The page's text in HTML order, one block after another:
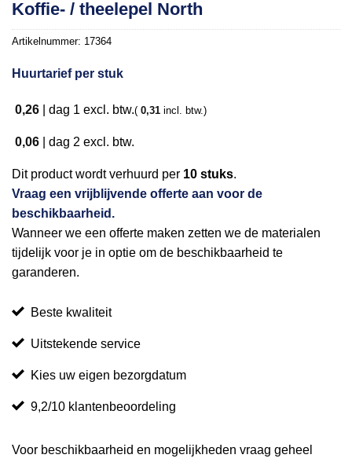
Koffie- / theelepel North
Artikelnummer: 17364
Huurtarief per stuk
0,26 dag 1 excl. btw.( 0,31 incl. btw.)
0,06 dag 2 excl. btw.
Dit product wordt verhuurd per 10 stuks.
Vraag een vrijblijvende offerte aan voor de
beschikbaarheid.
Wanneer we een offerte maken zetten we de materialen
tijdelijk voor je in optie om de beschikbaarheid te
garanderen.
Beste kwaliteit
Uitstekende service
Kies uw eigen bezorgdatum
9,2/10 klantenbeoordeling
Voor beschikbaarheid en mogelijkheden vraag geheel